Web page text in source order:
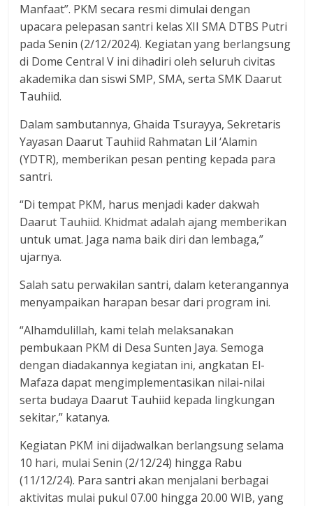
Manfaat”. PKM secara resmi dimulai dengan
upacara pelepasan santri kelas XII SMA DTBS Putri
pada Senin (2/12/2024). Kegiatan yang berlangsung
di Dome Central V ini dihadiri oleh seluruh civitas
akademika dan siswi SMP, SMA, serta SMK Daarut
Tauhiid.
Dalam sambutannya, Ghaida Tsurayya, Sekretaris
Yayasan Daarut Tauhiid Rahmatan Lil ‘Alamin
(YDTR), memberikan pesan penting kepada para
santri.
“Di tempat PKM, harus menjadi kader dakwah
Daarut Tauhiid. Khidmat adalah ajang memberikan
untuk umat. Jaga nama baik diri dan lembaga,”
ujarnya.
Salah satu perwakilan santri, dalam keterangannya
menyampaikan harapan besar dari program ini.
“Alhamdulillah, kami telah melaksanakan
pembukaan PKM di Desa Sunten Jaya. Semoga
dengan diadakannya kegiatan ini, angkatan El-
Mafaza dapat mengimplementasikan nilai-nilai
serta budaya Daarut Tauhiid kepada lingkungan
sekitar,” katanya.
Kegiatan PKM ini dijadwalkan berlangsung selama
10 hari, mulai Senin (2/12/24) hingga Rabu
(11/12/24). Para santri akan menjalani berbagai
aktivitas mulai pukul 07.00 hingga 20.00 WIB, yang